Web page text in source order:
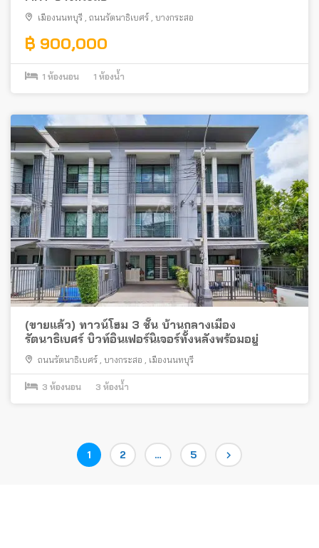
เมืองนนทบุรี , ถนนรัตนาธิเบศร์ , บางกระสอ
฿ 900,000
1 ห้องนอน 1 ห้องน้ำ
(ขายแล้ว) ทาวน์โฮม 3 ชั้น บ้านกลางเมือง
รัตนาธิเบศร์ บิวท์อินเฟอร์นิเจอร์ทั้งหลังพร้อมอยู่
ถนนรัตนาธิเบศร์ , บางกระสอ , เมืองนนทบุรี
3 ห้องนอน 3 ห้องน้ำ
Page
1 Page
2 … Page
5